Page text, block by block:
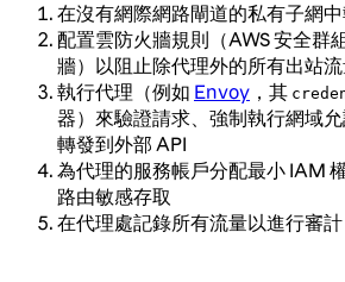
在沒有網際網路閘道的私有子網
配置雲防火牆規則（AWS 安全群
牆）以阻止除代理外的所有出站
執行代理（例如 Envoy ，其
器）來驗證請求、強制執行網域
轉發到外部 API
為代理的服務帳戶分配最小 IAM
路由敏感存取
在代理處記錄所有流量以進行審計